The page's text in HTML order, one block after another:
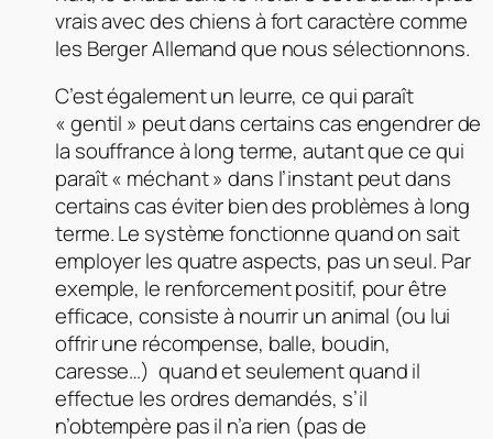
vrais avec des chiens à fort caractère comme
les Berger Allemand que nous sélectionnons.
C’est également un leurre, ce qui paraît
« gentil » peut dans certains cas engendrer de
la souffrance à long terme, autant que ce qui
paraît « méchant » dans l’instant peut dans
certains cas éviter bien des problèmes à long
terme. Le système fonctionne quand on sait
employer les quatre aspects, pas un seul. Par
exemple, le renforcement positif, pour être
efficace, consiste à nourrir un animal (ou lui
offrir une récompense, balle, boudin,
caresse…) quand et seulement quand il
effectue les ordres demandés, s’il
n’obtempère pas il n’a rien (pas de